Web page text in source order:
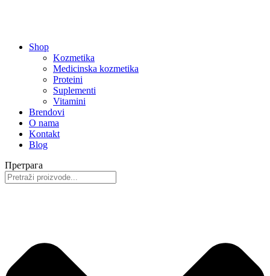
Shop
Kozmetika
Medicinska kozmetika
Proteini
Suplementi
Vitamini
Brendovi
O nama
Kontakt
Blog
Претрага